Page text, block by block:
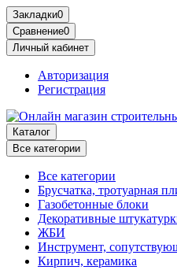
Закладки0
Сравнение0
Личный кабинет
Авторизация
Регистрация
Каталог
Все категории
Все категории
Брусчатка, тротуарная
Газобетонные блоки
Декоративные
ЖБИ
Инструмент,
Кирпич, керамика